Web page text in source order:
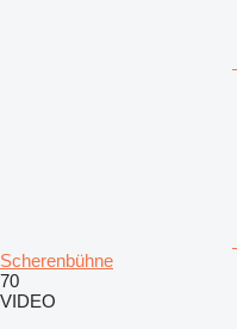
Scherenbühne
70
VIDEO